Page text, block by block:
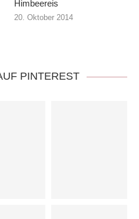
Himbeereis
20. Oktober 2014
PINTEREST